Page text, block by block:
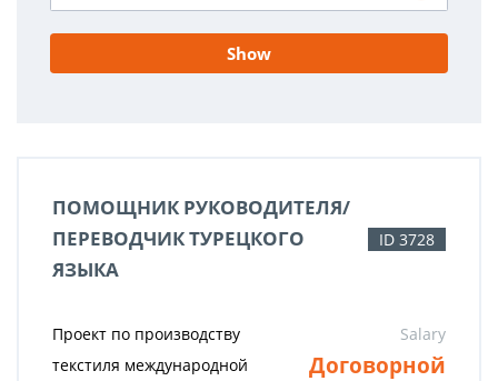
Show
ПОМОЩНИК РУКОВОДИТЕЛЯ/
ПЕРЕВОДЧИК ТУРЕЦКОГО
ЯЗЫКА
ID 3728
Проект по производству
текстиля международной
Salary
Договорной